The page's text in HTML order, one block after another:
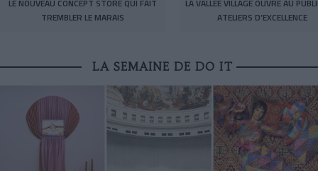
LE NOUVEAU CONCEPT STORE QUI FAIT
TREMBLER LE MARAIS
LA VALLÉE VILLAGE OUVRE AU
ATELIERS D’EXCELLENCE
LA SEMAINE DE DO IT